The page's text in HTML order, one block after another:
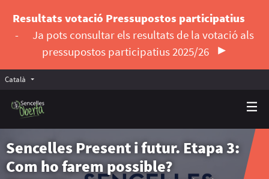
Resultats votació Pressupostos participatius
-
Ja pots consultar els resultats de la votació als
pressupostos participatius 2025/26
Català Triar la llengua
Sencelles Present i futur. Etapa 3:
Com ho farem possible?